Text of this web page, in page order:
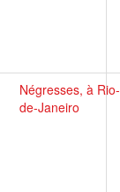
Négresses, à Rio-
de-Janeiro